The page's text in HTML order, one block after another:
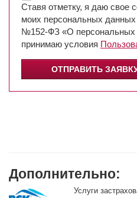
Ставя отметку, я даю свое
моих персональных данных
№152-ФЗ «О персональных
принимаю условия
Дополнительно:
Услуги